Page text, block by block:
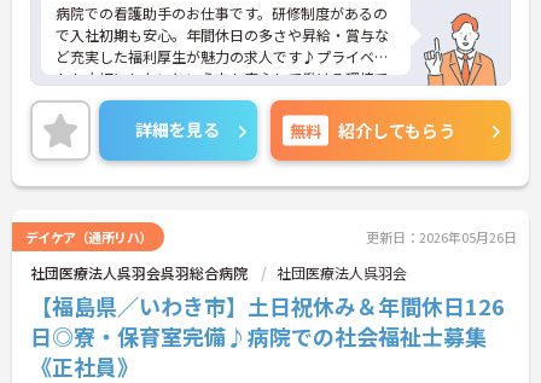
病院での看護助手のお仕事です。研修制度があるの
で入社初期も安心。年間休日の多さや昇給・賞与な
ど充実した福利厚生が魅力の求人です♪プライベー
トも大切にしたいという方も安心して働ける環境で
す！ご興味のある方には、面接対策ポイントなどさ
らに詳細をお話いたしますので、お気軽にご相談く
ださい。
詳細を見る 無料 紹介してもらう
デイケア（通所リハ） 更新日：2026年05月26日
社団医療法人呉羽会呉羽総合病院 社団医療法人呉羽会
【福島県／いわき市】土日祝休み＆年間休日126
日◎寮・保育室完備♪病院での社会福祉士募集
《正社員》